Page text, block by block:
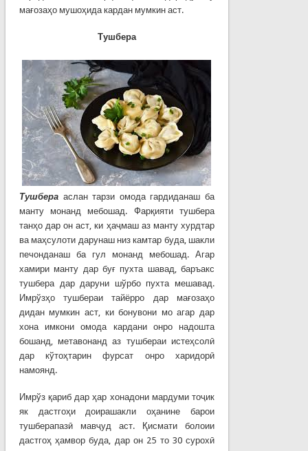
мағозаҳо мушоҳида кардан мумкин аст.
Тушбера
Тушберааслан тарзи омода гардиданаш ба
манту монанд мебошад. Фарқияти тушбера
танҳо дар он аст, ки ҳаҷмаш аз манту хурдтар
ва маҳсулоти дарунаш низ камтар буда, шакли
печонданаш ба гул монанд мебошад. Агар
хамири манту дар буғ пухта шавад, баръакс
тушбера дар даруни шўрбо пухта мешавад.
Имрўзҳо тушбераи тайёрро дар мағозаҳо
дидан мумкин аст, ки бонувони мо агар дар
хона имкони омода кардани онро надошта
бошанд, метавонанд аз тушбераи истеҳсолӣ
дар кўтоҳтарин фурсат онро харидорӣ
намоянд.
Имрўз қариб дар ҳар хонадони мардуми тоҷик
як дастгоҳи доирашакли оҳанине барои
тушберапазӣ мавҷуд аст. Қисмати болоии
дастгоҳ ҳамвор буда, дар он 25 то 30 сурохӣ